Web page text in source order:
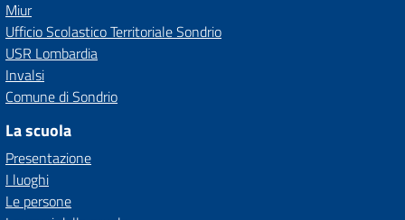
Miur
Ufficio Scolastico Territoriale Sondrio
USR Lombardia
Invalsi
Comune di Sondrio
La scuola
Presentazione
I luoghi
Le persone